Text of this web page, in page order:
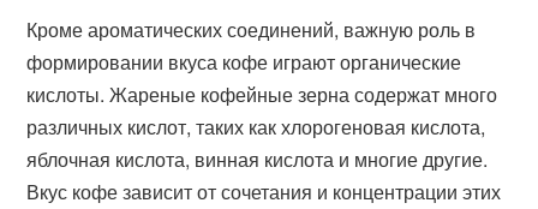
Кроме ароматических соединений, важную роль в
формировании вкуса кофе играют органические
кислоты. Жареные кофейные зерна содержат много
различных кислот, таких как хлорогеновая кислота,
яблочная кислота, винная кислота и многие другие.
Вкус кофе зависит от сочетания и концентрации этих